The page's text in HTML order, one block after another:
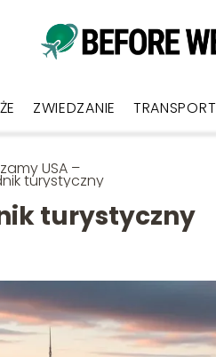
ZWIEDZANIE TRANSPORT
USA –
turystyczny
turystyczny